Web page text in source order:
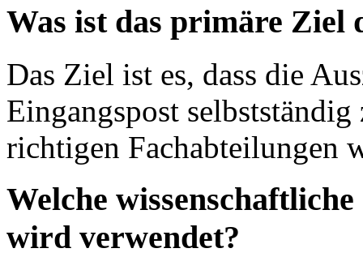
Was ist das primäre Ziel
Das Ziel ist es, dass die
Eingangspost
richtigen Fachabteilungen
Welche
wird verwendet?